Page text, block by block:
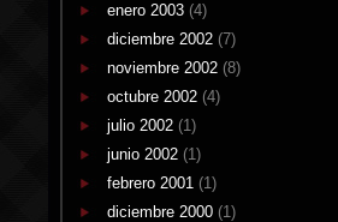
enero 2003 (4)
diciembre 2002 (7)
noviembre 2002 (8)
octubre 2002 (4)
julio 2002 (1)
junio 2002 (1)
febrero 2001 (1)
diciembre 2000 (1)